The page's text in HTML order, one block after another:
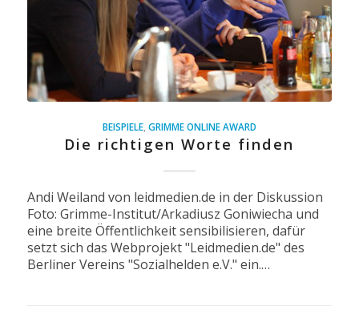
BEISPIELE, GRIMME ONLINE AWARD
Die richtigen Worte finden
Andi Weiland von leidmedien.de in der Diskussion
Foto: Grimme-Institut/Arkadiusz Goniwiecha und
eine breite Öffentlichkeit sensibilisieren, dafür
setzt sich das Webprojekt "Leidmedien.de" des
Berliner Vereins "Sozialhelden e.V." ein.…